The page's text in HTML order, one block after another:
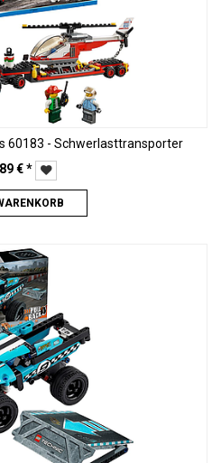
60183 - Schwerlasttransporter
€*